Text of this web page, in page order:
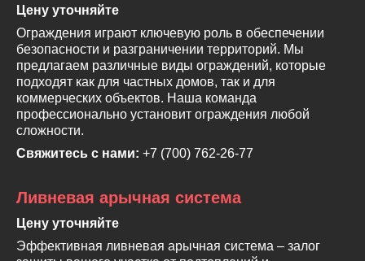
Цену уточняйте
Ограждения играют ключевую роль в обеспечении
безопасности и разграничении территорий. Мы
предлагаем различные виды ограждений, которые
подходят как для частных домов, так и для
коммерческих объектов. Наша команда
профессионально установит ограждения любой
сложности.
Свяжитесь с нами: +7 (700) 762-26-77
Ливневая арычная система
Цену уточняйте
Эффективная ливневая арычная система – залог